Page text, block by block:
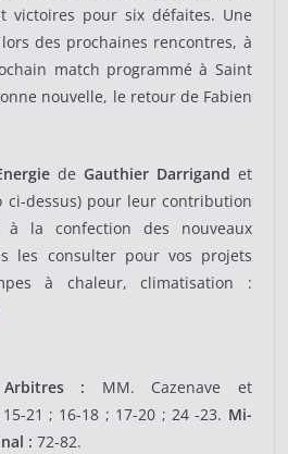
victoires pour six défaites. Une
des prochaines rencontres, à
match programmé à Saint
nouvelle, le retour de Fabien
de Gauthier Darrigand et
ci-dessus) pour leur contribution
la confection des nouveaux
les consulter pour vos projets
à chaleur, climatisation :
Arbitres : MM. Cazenave et
15-21 ; 16-18 ; 17-20 ; 24 -23. Mi-
: 72-82.